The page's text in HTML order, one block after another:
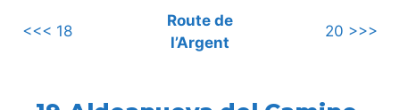
<<< 18
Route de
l’Argent
20 >>>